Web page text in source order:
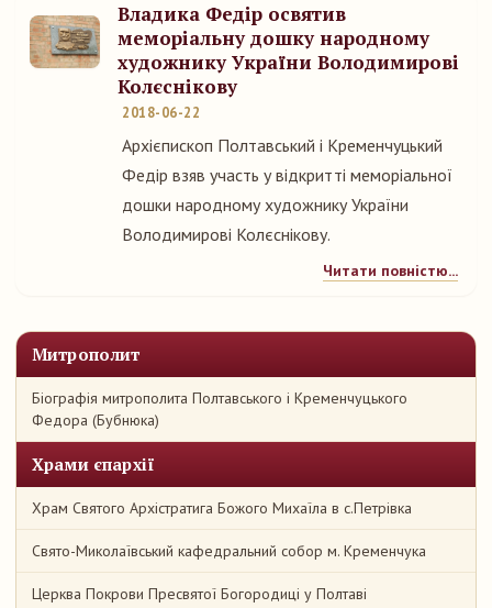
Митрополит
Біографія митрополита Полтавського і Кременчуцького
Федора (Бубнюка)
Храми єпархії
Храм Святого Архістратига Божого Михаїла в с.Петрівка
Свято-Миколаївський кафедральний собор м. Кременчука
Церква Покрови Пресвятої Богородиці у Полтаві
Владика Федір освятив
меморіальну дошку народному
художнику України Володимирові
Колєснікову
2018-06-22
Архієпископ Полтавський і Кременчуцький
Федір взяв участь у відкритті меморіальної
дошки народному художнику України
Володимирові Колєснікову.
Читати повністю...